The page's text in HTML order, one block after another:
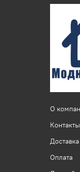
О
Контакты
Доставка
Оплата